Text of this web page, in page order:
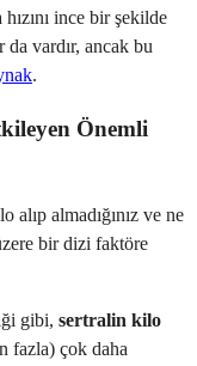
ince bir şekilde
da vardır, ancak bu
.
Önemli
almadığınız ve ne
bir dizi faktöre
gibi, sertralin kilo
fazla) çok daha